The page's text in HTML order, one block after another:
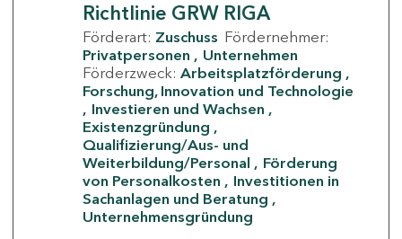
Richtlinie GRW RIGA
Förderart: Zuschuss Fördernehmer:
Privatpersonen
Unternehmen
Förderzweck: Arbeitsplatzförderung
Forschung, Innovation und Technologie
Investieren und Wachsen
Existenzgründung
Qualifizierung/Aus- und
Weiterbildung/Personal
Förderung
von Personalkosten
Investitionen in
Sachanlagen und Beratung
Unternehmensgründung